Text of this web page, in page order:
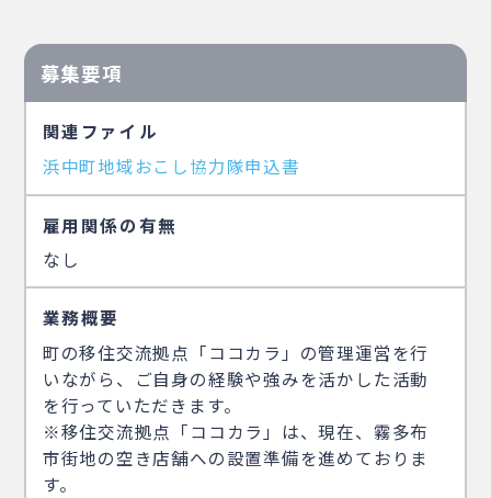
募集要項
関連ファイル
浜中町地域おこし協力隊申込書
雇用関係の有無
なし
業務概要
町の移住交流拠点「ココカラ」の管理運営を行
いながら、ご自身の経験や強みを活かした活動
を行っていただきます。
※移住交流拠点「ココカラ」は、現在、霧多布
市街地の空き店舗への設置準備を進めておりま
す。